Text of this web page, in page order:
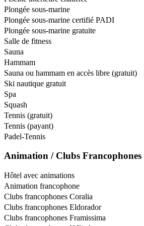
Plongée sous-marine
Plongée sous-marine certifié PADI
Plongée sous-marine gratuite
Salle de fitness
Sauna
Hammam
Sauna ou hammam en accès libre (gratuit)
Ski nautique gratuit
Spa
Squash
Tennis (gratuit)
Tennis (payant)
Padel-Tennis
Animation / Clubs Francophones
Hôtel avec animations
Animation francophone
Clubs francophones Coralia
Clubs francophones Eldorador
Clubs francophones Framissima